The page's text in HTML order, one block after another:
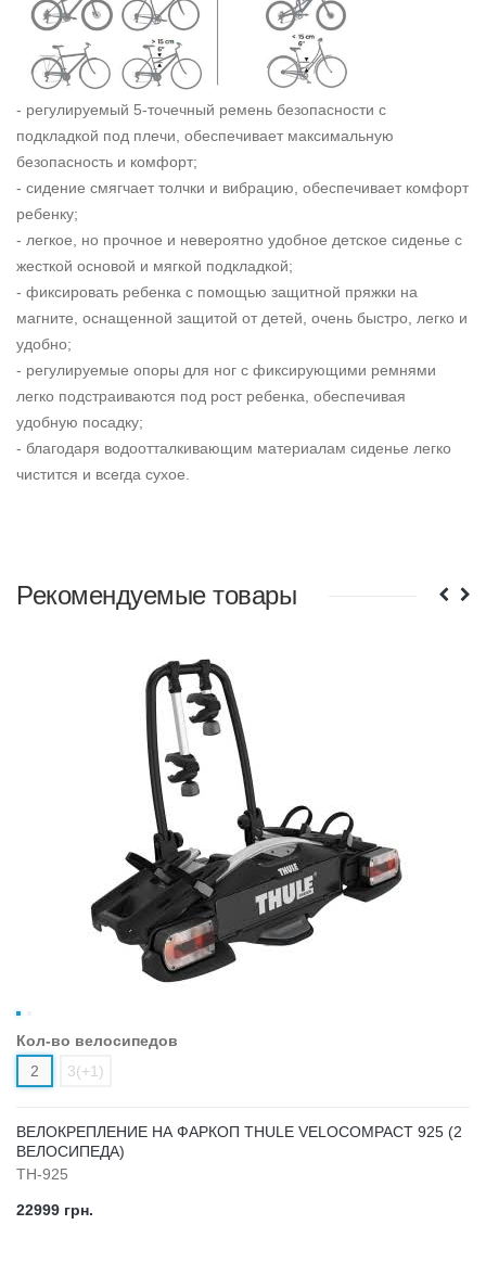
- регулируемый 5-точечный ремень безопасности с
подкладкой под плечи, обеспечивает максимальную
безопасность и комфорт;
- сидение смягчает толчки и вибрацию, обеспечивает комфорт
ребенку;
- легкое, но прочное и невероятно удобное детское сиденье с
жесткой основой и мягкой подкладкой;
- фиксировать ребенка с помощью защитной пряжки на
магните, оснащенной защитой от детей, очень быстро, легко и
удобно;
- регулируемые опоры для ног с фиксирующими ремнями
легко подстраиваются под рост ребенка, обеспечивая
удобную посадку;
- благодаря водоотталкивающим материалам сиденье легко
чистится и всегда сухое.
Рекомендуемые товары
Кол-во велосипедов
2
3(+1)
ВЕЛОКРЕПЛЕНИЕ НА ФАРКОП THULE VELOCOMPACT 925 (2
ВЕЛОСИПЕДА)
TH-925
22999 грн.